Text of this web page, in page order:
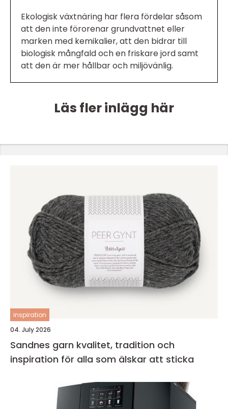
Ekologisk växtnäring har flera fördelar såsom
att den inte förorenar grundvattnet eller
marken med kemikalier, att den bidrar till
biologisk mångfald och en friskare jord samt
att den är mer hållbar och miljövänlig.
Läs fler inlägg här
inspiration
04. July 2026
Sandnes garn kvalitet, tradition och
inspiration för alla som älskar att sticka